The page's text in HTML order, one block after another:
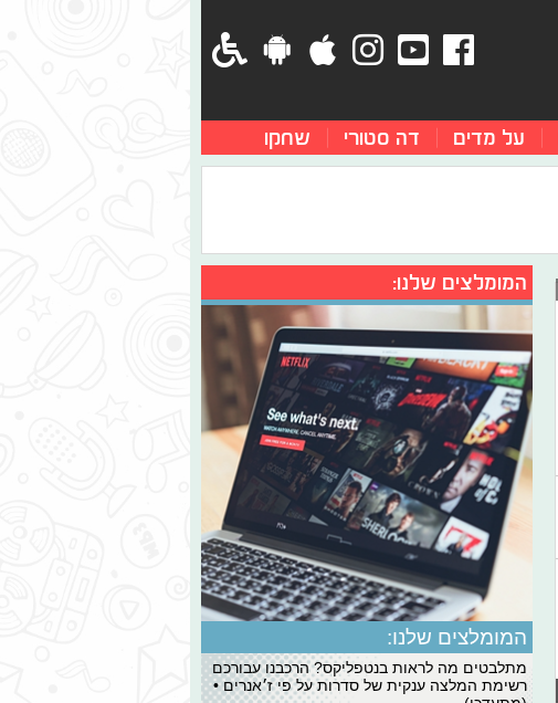
על מדים דה סטורי שחקו
המומלצים שלנו:
המומלצים שלנו:
מתלבטים מה לראות בנטפליקס? הרכבנו עבורכם
רשימת המלצה ענקית של סדרות על פי ז׳אנרים •